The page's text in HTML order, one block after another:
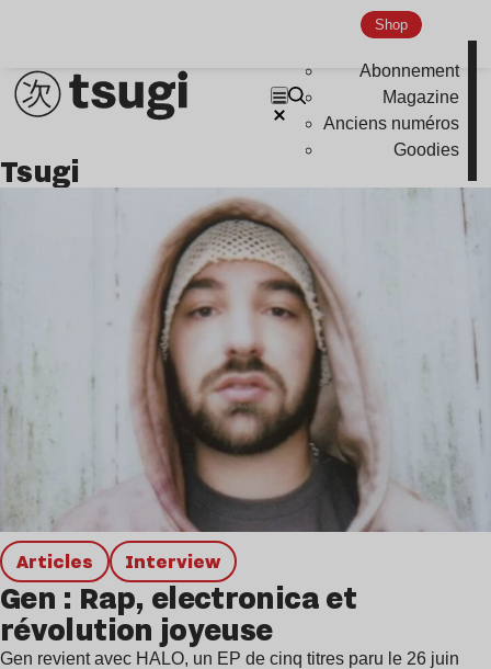
Shop
Abonnement
Magazine
Anciens numéros
Goodies
Tsugi
Articles interview
Gen : Rap, electronica et
révolution joyeuse
Gen revient avec HALO, un EP de cinq titres paru le 26 juin